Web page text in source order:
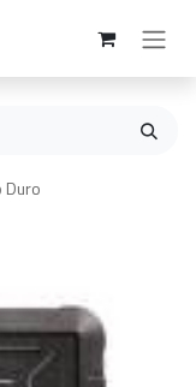
Duro